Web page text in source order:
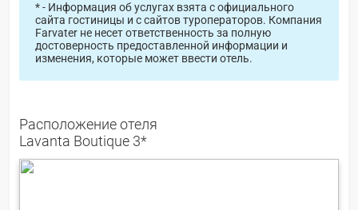
* - Информация об услугах взята с официального
сайта гостиницы и с сайтов туроператоров. Компания
Farvater не несет ответственность за полную
достоверность предоставленной информации и
изменения, которые может ввести отель.
Расположение отеля
Lavanta Boutique 3*